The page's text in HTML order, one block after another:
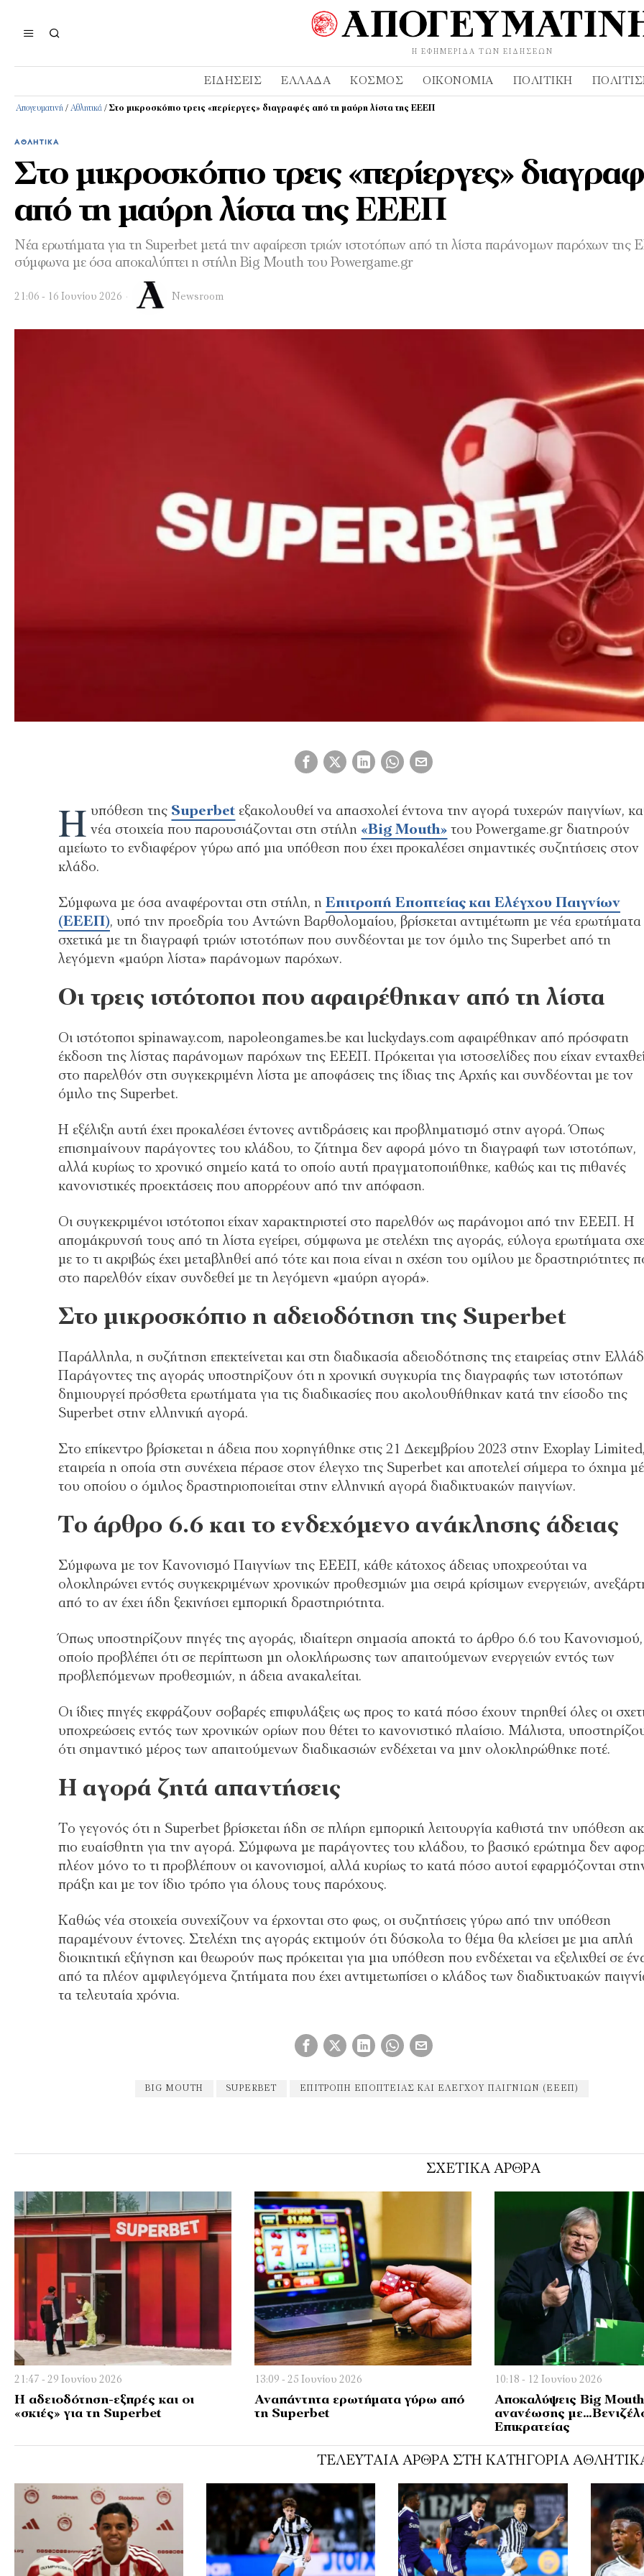
Η ΕΦΗΜΕΡΊΔΑ ΤΩΝ ΕΙΔΉΣΕΩΝ
ΕΙΔΉΣΕΙΣ ΕΛΛΆΔΑ ΚΌΣΜΟΣ ΟΙΚΟΝΟΜΊΑ ΠΟΛΙΤΙΚΉ
Απογευματινή / Αθλητικά / Στο μικροσκόπιο τρεις «περίεργες» διαγραφές από τη μαύρη λίστα της ΕΕΕΠ
ΑΘΛΗΤΙΚΆ
Στο μικροσκόπιο τρεις «περίεργες»
από τη μαύρη λίστα της ΕΕΕΠ
Νέα ερωτήματα για τη Superbet μετά την αφαίρεση τριών ιστοτόπων από τη λίστα παράνομων παρόχων της
σύμφωνα με όσα αποκαλύπτει η στήλη Big Mouth του Powergame.gr
21:06 - 16 Ιουνίου 2026 Newsroom
Η υπόθεση της Superbet εξακολουθεί να απασχολεί έντονα την αγορά τυχερών παιγνίων,
νέα στοιχεία που παρουσιάζονται στη στήλη «Big Mouth» του Powergame.gr διατηρούν
αμείωτο το ενδιαφέρον γύρω από μια υπόθεση που έχει προκαλέσει σημαντικές συζητήσεις στον
κλάδο.
Σύμφωνα με όσα αναφέρονται στη στήλη, η Επιτροπή Εποπτείας και Ελέγχου Παιγνίων
(ΕΕΕΠ), υπό την προεδρία του Αντώνη Βαρθολομαίου, βρίσκεται αντιμέτωπη με νέα ερωτήματα
σχετικά με τη διαγραφή τριών ιστοτόπων που συνδέονται με τον όμιλο της Superbet από τη
λεγόμενη «μαύρη λίστα» παράνομων παρόχων.
Οι τρεις ιστότοποι που αφαιρέθηκαν από τη λίστα
Οι ιστότοποι spinaway.com, napoleongames.be και luckydays.com αφαιρέθηκαν από πρόσφατη
έκδοση της λίστας παράνομων παρόχων της ΕΕΕΠ. Πρόκειται για ιστοσελίδες που είχαν
στο παρελθόν στη συγκεκριμένη λίστα με αποφάσεις της ίδιας της Αρχής και συνδέονται με τον
όμιλο της Superbet.
Η εξέλιξη αυτή έχει προκαλέσει έντονες αντιδράσεις και προβληματισμό στην αγορά. Όπως
επισημαίνουν παράγοντες του κλάδου, το ζήτημα δεν αφορά μόνο τη διαγραφή των ιστοτόπων,
αλλά κυρίως το χρονικό σημείο κατά το οποίο αυτή πραγματοποιήθηκε, καθώς και τις πιθανές
κανονιστικές προεκτάσεις που απορρέουν από την απόφαση.
Οι συγκεκριμένοι ιστότοποι είχαν χαρακτηριστεί στο παρελθόν ως παράνομοι από την ΕΕΕΠ. Η
απομάκρυνσή τους από τη λίστα εγείρει, σύμφωνα με στελέχη της αγοράς, εύλογα ερωτήματα
με το τι ακριβώς έχει μεταβληθεί από τότε και ποια είναι η σχέση του ομίλου με δραστηριότητες
στο παρελθόν είχαν συνδεθεί με τη λεγόμενη «μαύρη αγορά».
Στο μικροσκόπιο η αδειοδότηση της Superbet
Παράλληλα, η συζήτηση επεκτείνεται και στη διαδικασία αδειοδότησης της εταιρείας στην
Παράγοντες της αγοράς υποστηρίζουν ότι η χρονική συγκυρία της διαγραφής των ιστοτόπων
δημιουργεί πρόσθετα ερωτήματα για τις διαδικασίες που ακολουθήθηκαν κατά την είσοδο της
Superbet στην ελληνική αγορά.
Στο επίκεντρο βρίσκεται η άδεια που χορηγήθηκε στις 21 Δεκεμβρίου 2023 στην Exoplay Limited,
εταιρεία η οποία στη συνέχεια πέρασε στον έλεγχο της Superbet και αποτελεί σήμερα το όχημα
του οποίου ο όμιλος δραστηριοποιείται στην ελληνική αγορά διαδικτυακών παιγνίων.
Το άρθρο 6.6 και το ενδεχόμενο ανάκλησης άδειας
Σύμφωνα με τον Κανονισμό Παιγνίων της ΕΕΕΠ, κάθε κάτοχος άδειας υποχρεούται να
ολοκληρώνει εντός συγκεκριμένων χρονικών προθεσμιών μια σειρά κρίσιμων ενεργειών,
από το αν έχει ήδη ξεκινήσει εμπορική δραστηριότητα.
Όπως υποστηρίζουν πηγές της αγοράς, ιδιαίτερη σημασία αποκτά το άρθρο 6.6 του Κανονισμού,
οποίο προβλέπει ότι σε περίπτωση μη ολοκλήρωσης των απαιτούμενων ενεργειών εντός των
προβλεπόμενων προθεσμιών, η άδεια ανακαλείται.
Οι ίδιες πηγές εκφράζουν σοβαρές επιφυλάξεις ως προς το κατά πόσο έχουν τηρηθεί όλες οι
υποχρεώσεις εντός των χρονικών ορίων που θέτει το κανονιστικό πλαίσιο. Μάλιστα,
ότι σημαντικό μέρος των απαιτούμενων διαδικασιών ενδέχεται να μην ολοκληρώθηκε ποτέ.
Η αγορά ζητά απαντήσεις
Το γεγονός ότι η Superbet βρίσκεται ήδη σε πλήρη εμπορική λειτουργία καθιστά την υπόθεση
πιο ευαίσθητη για την αγορά. Σύμφωνα με παράγοντες του κλάδου, το βασικό ερώτημα δεν
πλέον μόνο το τι προβλέπουν οι κανονισμοί, αλλά κυρίως το κατά πόσο αυτοί εφαρμόζονται
πράξη και με τον ίδιο τρόπο για όλους τους παρόχους.
Καθώς νέα στοιχεία συνεχίζουν να έρχονται στο φως, οι συζητήσεις γύρω από την υπόθεση
παραμένουν έντονες. Στελέχη της αγοράς εκτιμούν ότι δύσκολα το θέμα θα κλείσει με μια απλή
διοικητική εξήγηση και θεωρούν πως πρόκειται για μια υπόθεση που ενδέχεται να εξελιχθεί σε
από τα πλέον αμφιλεγόμενα ζητήματα που έχει αντιμετωπίσει ο κλάδος των διαδικτυακών
τα τελευταία χρόνια.
BIG MOUTH SUPERBET ΕΠΙΤΡΟΠΉ ΕΠΟΠΤΕΊΑΣ ΚΑΙ ΕΛΈΓΧΟΥ ΠΑΙΓΝΊΩΝ (ΕΕΕΠ)
ΣΧΕΤΙΚΑ ΑΡΘΡΑ
21:47 - 29 Ιουνίου 2026
Η αδειοδότηση-εξπρές και οι
«σκιές» για τη Superbet
13:09 - 25 Ιουνίου 2026
Αναπάντητα ερωτήματα γύρω από
τη Superbet
10:18 - 12 Ιουνίου 2026
Αποκαλύψεις Big
ανανέωσης
Επικρατείας
ΤΕΛΕΥΤΑΊΑ ΆΡΘΡΑ ΣΤΗ ΚΑΤΗΓΟΡΊΑ